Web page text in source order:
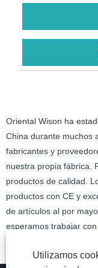
Oriental Wison ha
China durante muchos
fabricantes y
nuestra propia fábrica.
productos de calidad.
productos con CE y
de artículos al por
esperamos trabajar
Utilizamos